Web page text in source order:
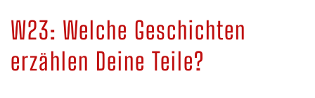
W23: Welche Geschichten
erzählen Deine Teile?